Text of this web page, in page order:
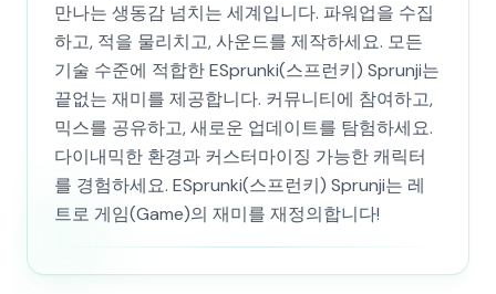
만나는 생동감 넘치는 세계입니다. 파워업을 수집
하고, 적을 물리치고, 사운드를 제작하세요. 모든
기술 수준에 적합한 ESprunki(스프런키) Sprunji는
끝없는 재미를 제공합니다. 커뮤니티에 참여하고,
믹스를 공유하고, 새로운 업데이트를 탐험하세요.
다이내믹한 환경과 커스터마이징 가능한 캐릭터
를 경험하세요. ESprunki(스프런키) Sprunji는 레
트로 게임(Game)의 재미를 재정의합니다!